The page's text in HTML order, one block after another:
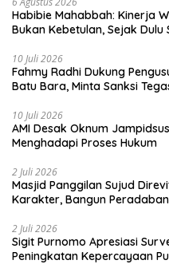
Habibie Mahabbah: Kinerja
Bukan Kebetulan, Sejak
10 Juli 2026
Fahmy Radhi Dukung
Batu Bara, Minta Sanksi
10 Juli 2026
AMI Desak Oknum
Menghadapi Proses Hukum
2 Juli 2026
Masjid Panggilan Sujud
Karakter, Bangun Peradaban
2 Juli 2026
Sigit Purnomo Apresiasi
Peningkatan Kepercayaan